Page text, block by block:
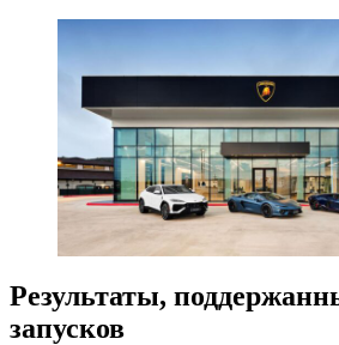
Результаты,
запусков